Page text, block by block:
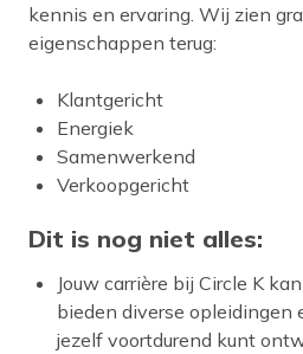
kennis en ervaring. Wij zien
eigenschappen terug:
Klantgericht
Energiek
Samenwerkend
Verkoopgericht
Dit is nog niet alles:
Jouw carrière bij Circle K
bieden diverse opleidingen
jezelf voortdurend kunt